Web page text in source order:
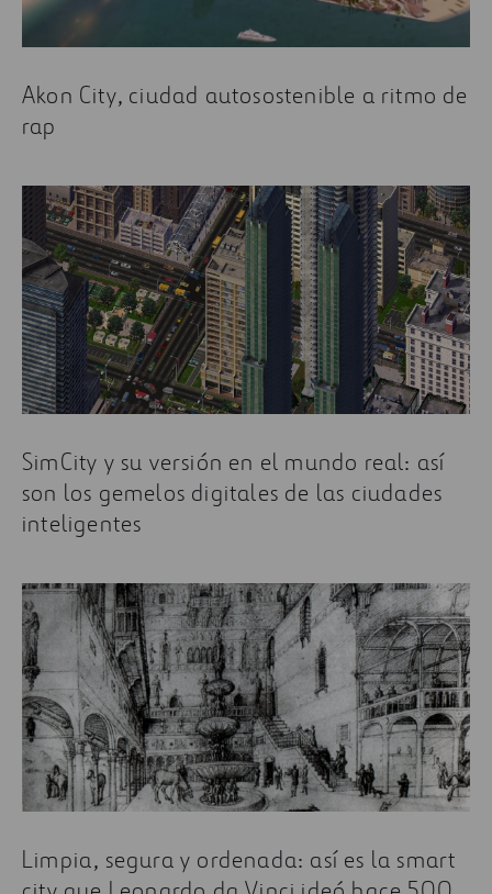
Akon City, ciudad autosostenible a ritmo de
rap
SimCity y su versión en el mundo real: así
son los gemelos digitales de las ciudades
inteligentes
Limpia, segura y ordenada: así es la smart